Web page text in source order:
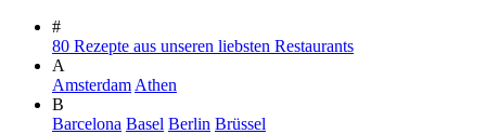
#
80 Rezepte aus unseren liebsten Restaurants
A
Amsterdam Athen
B
Barcelona Basel Berlin Brüssel